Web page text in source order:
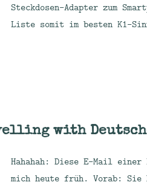
Steckdosen-Adapter zum
Liste somit im besten K1-
with
Hahahah: Diese E-Mail
mich heute früh. Vorab: